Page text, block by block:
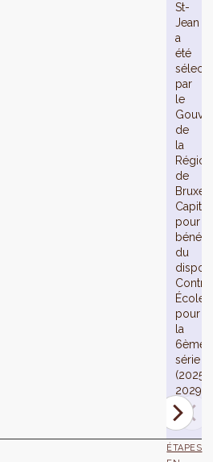
St-
Jean
a
été
par
le
de
la
Région
de
pour
du
Contrat
École
pour
la
6ème
série
(2025-
2029).
ÉTAPES